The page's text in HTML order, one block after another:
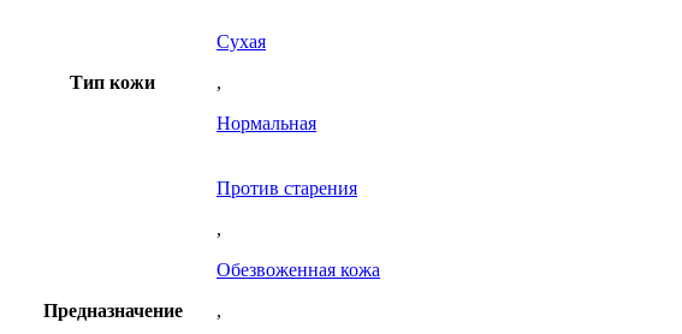
Тип кожи
Сухая
,
Нормальная
Предназначение
Против старения
,
Обезвоженная кожа
,